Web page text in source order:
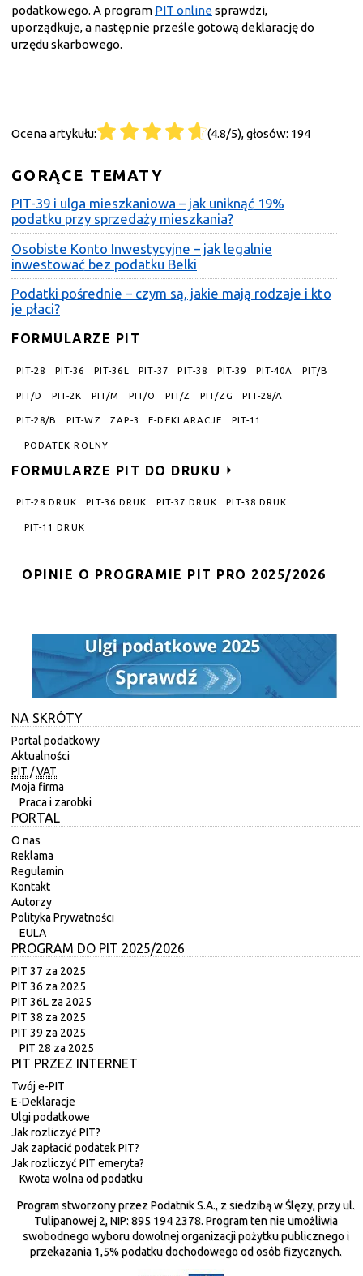
podatkowego. A program PIT onlinesprawdzi,
uporządkuje, a następnie prześle gotową deklarację do
urzędu skarbowego.
Ocena artykułu: (4.8/5), głosów: 194
GORĄCE TEMATY
PIT-39 i ulga mieszkaniowa – jak uniknąć 19%
podatku przy sprzedaży mieszkania?
Osobiste Konto Inwestycyjne – jak legalnie
inwestować bez podatku Belki
Podatki pośrednie – czym są, jakie mają rodzaje i kto
je płaci?
FORMULARZE PIT
PIT-28 PIT-36 PIT-36L PIT-37 PIT-38 PIT-39 PIT-40A PIT/B
PIT/D PIT-2K PIT/M PIT/O PIT/Z PIT/ZG PIT-28/A
PIT-28/B PIT-WZ ZAP-3 E-DEKLARACJE PIT-11
PODATEK ROLNY
FORMULARZE PIT DO DRUKU
PIT-28 DRUK PIT-36 DRUK PIT-37 DRUK PIT-38 DRUK
PIT-11 DRUK
OPINIE O PROGRAMIE PIT PRO 2025/2026
NA SKRÓTY
Portal podatkowy
Aktualności
PIT /VAT
Moja firma
Praca i zarobki
PORTAL
O nas
Reklama
Regulamin
Kontakt
Autorzy
Polityka Prywatności
EULA
PROGRAM DO PIT 2025/2026
PIT 37 za 2025
PIT 36 za 2025
PIT 36L za 2025
PIT 38 za 2025
PIT 39 za 2025
PIT 28 za 2025
PIT PRZEZ INTERNET
Twój e-PIT
E-Deklaracje
Ulgi podatkowe
Jak rozliczyć PIT?
Jak zapłacić podatek PIT?
Jak rozliczyć PIT emeryta?
Kwota wolna od podatku
Program stworzony przez Podatnik S.A., z siedzibą w Ślęzy, przy ul.
Tulipanowej 2, NIP: 895 194 2378. Program ten nie umożliwia
swobodnego wyboru dowolnej organizacji pożytku publicznego i
przekazania 1,5% podatku dochodowego od osób fizycznych.